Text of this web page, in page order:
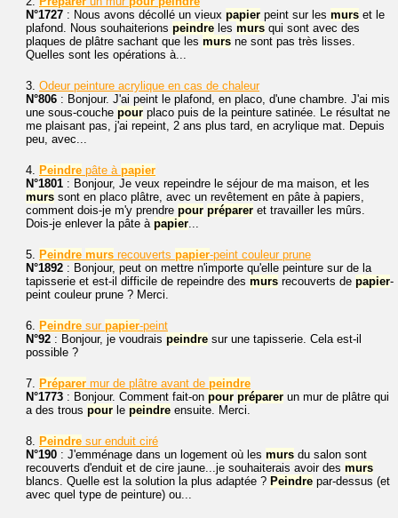
N°1727 : Nous avons décollé un vieux papier peint sur les murs et le
plafond. Nous souhaiterions peindre les murs qui sont avec des
plaques de plâtre sachant que les murs ne sont pas très lisses.
Quelles sont les opérations à...
3. Odeur peinture acrylique en cas de chaleur
N°806 : Bonjour. J'ai peint le plafond, en placo, d'une chambre. J'ai mis
une sous-couche pour placo puis de la peinture satinée. Le résultat ne
me plaisant pas, j'ai repeint, 2 ans plus tard, en acrylique mat. Depuis
peu, avec...
4. Peindre pâte à papier
N°1801 : Bonjour, Je veux repeindre le séjour de ma maison, et les
murs sont en placo plâtre, avec un revêtement en pâte à papiers,
comment dois-je m'y prendre pour préparer et travailler les mûrs.
Dois-je enlever la pâte à papier...
5. Peindre murs recouverts papier-peint couleur prune
N°1892 : Bonjour, peut on mettre n'importe qu'elle peinture sur de la
tapisserie et est-il difficile de repeindre des murs recouverts de papier-
peint couleur prune ? Merci.
6. Peindre sur papier-peint
N°92 : Bonjour, je voudrais peindre sur une tapisserie. Cela est-il
possible ?
7. Préparer mur de plâtre avant de peindre
N°1773 : Bonjour. Comment fait-on pour préparer un mur de plâtre qui
a des trous pour le peindre ensuite. Merci.
8. Peindre sur enduit ciré
N°190 : J'emménage dans un logement où les murs du salon sont
recouverts d'enduit et de cire jaune...je souhaiterais avoir des murs
blancs. Quelle est la solution la plus adaptée ? Peindre par-dessus (et
avec quel type de peinture) ou...